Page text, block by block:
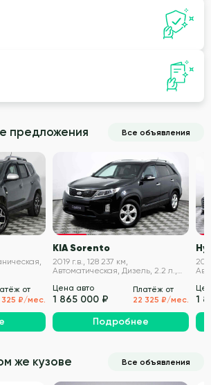
предложения Все объявления
от
325 ₽/мес.
VIN проверен
KIA Sorento
2019 г.в., 128 237 км,
Автоматическая, Дизель, 2.2 л.,
Цена авто
1 865 000 ₽
Платёж от
22 325 ₽/мес.
Подробнее
1
же кузове Все объявления